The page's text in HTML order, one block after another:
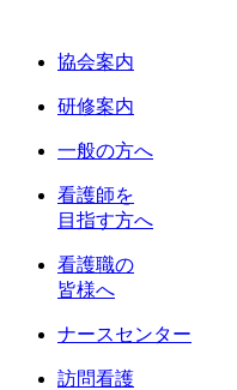
協会案内
研修案内
一般の方へ
看護師を
目指す方へ
看護職の
皆様へ
ナースセンター
訪問看護